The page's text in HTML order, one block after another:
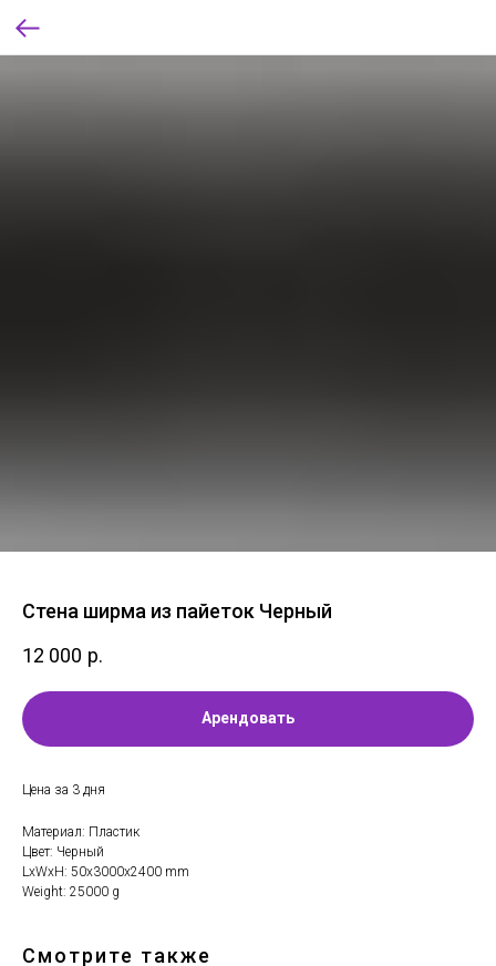
Стена ширма из пайеток Черный
12 000 р.
Арендовать
Цена за 3 дня
Материал: Пластик
Цвет: Черный
LxWxH: 50x3000x2400 mm
Weight: 25000 g
Смотрите также